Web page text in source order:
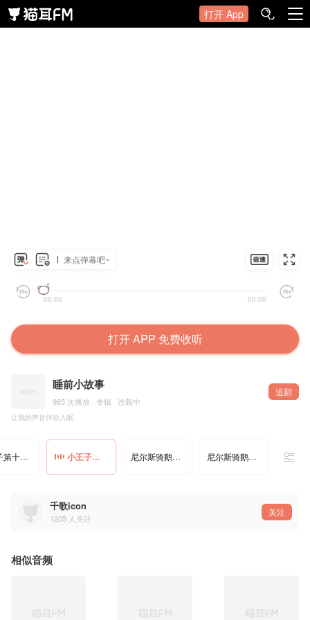
打开 App
来点弹幕吧~
00:00 00:00
打开 APP 免费收听
睡前小故事
985 次播放 · 专辑 · 连载中
追剧
让我的声音伴你入眠
小王子第十一章 小王子（完） 尼尔斯骑鹅旅行记.1 尼尔斯骑鹅旅行记.2
千歌icon
1205 人关注
关注
相似音频